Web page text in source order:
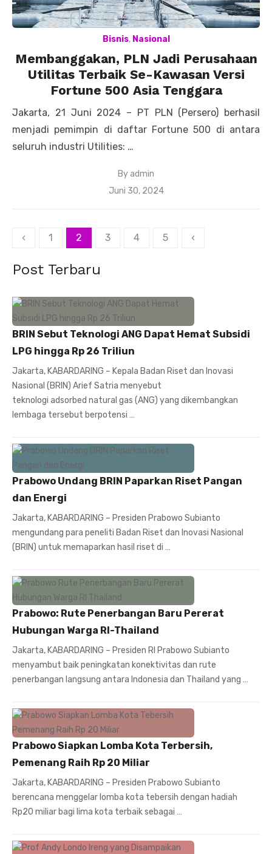
Bisnis, Nasional
Membanggakan, PLN Jadi Perusahaan
Utilitas Terbaik Se-Kawasan Versi
Fortune 500 Asia Tenggara
Jakarta, 21 Juni 2024 – PT PLN (Persero) berhasil
menjadi pemimpin di daftar Fortune 500 di antara
seluruh industri Utilities: …
By admin
Posted
Juni 30, 2024
Paginasi
‹ 1 2 3 4 5 ‹
Post Terbaru
BRIN Sebut Teknologi ANG Dapat Hemat Subsidi
LPG hingga Rp 26 Triliun
Jakarta, KABARDARING – Kepala Badan Riset dan Inovasi
Nasional (BRIN) Arief Satria menyebut
teknologi adsorbed natural gas (ANG) yang dikembangkan
lembaga tersebut berpotensi …
Prabowo Undang BRIN Paparkan Riset Pangan
dan Energi
Jakarta, KABARDARING – Presiden Prabowo Subianto
mengundang para peneliti Badan Riset dan Inovasi Nasional
(BRIN) untuk memaparkan hasil riset di …
Prabowo: Rute Penerbangan Baru Pererat
Hubungan Warga RI-Thailand
Jakarta, KABARDARING – Presiden RI Prabowo Subianto
menyambut baik peningkatan konektivitas dan rute
penerbangan langsung antara Indonesia dan Thailand yang …
Prabowo Siapkan Lomba Kota Terbersih,
Pemenang Raih Rp 20 Miliar
Jakarta, KABARDARING – Presiden Prabowo Subianto
berencana menggelar lomba kota tebersih dengan hadiah
Rp20 miliar bagi lima kota terbaik sebagai …